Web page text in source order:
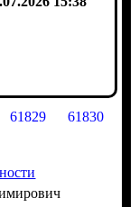
61829
61830